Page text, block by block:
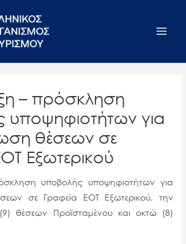
– πρόσκληση
υποψηφιοτήτων για
θέσεων σε
Εξωτερικού
υποβολής υποψηφιοτήτων για
σε Γραφεία ΕΟΤ Εξωτερικού, την
θέσεων Προϊσταμένου και οκτώ (8)